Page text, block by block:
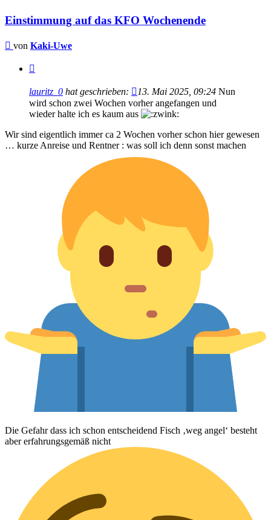
Einstimmung auf das KFO Wochenende
Beitrag
von Kaki-Uwe
lauritz_0 hat geschrieben: 13. Mai 2025, 09:24 Nun
wird schon zwei Wochen vorher angefangen und
wieder halte ich es kaum aus
Wir sind eigentlich immer ca 2 Wochen vorher schon hier gewesen
… kurze Anreise und Rentner : was soll ich denn sonst machen
Die Gefahr dass ich schon entscheidend Fisch ‚weg angel‘ besteht
aber erfahrungsgemäß nicht